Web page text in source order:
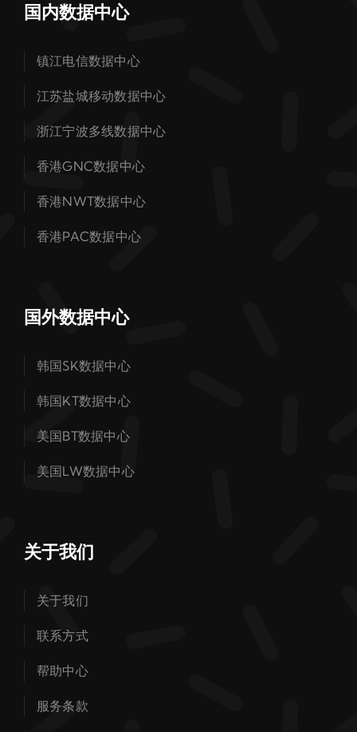
国内数据中心
镇江电信数据中心
江苏盐城移动数据中心
浙江宁波多线数据中心
香港GNC数据中心
香港NWT数据中心
香港PAC数据中心
国外数据中心
韩国SK数据中心
韩国KT数据中心
美国BT数据中心
美国LW数据中心
关于我们
关于我们
联系方式
帮助中心
服务条款